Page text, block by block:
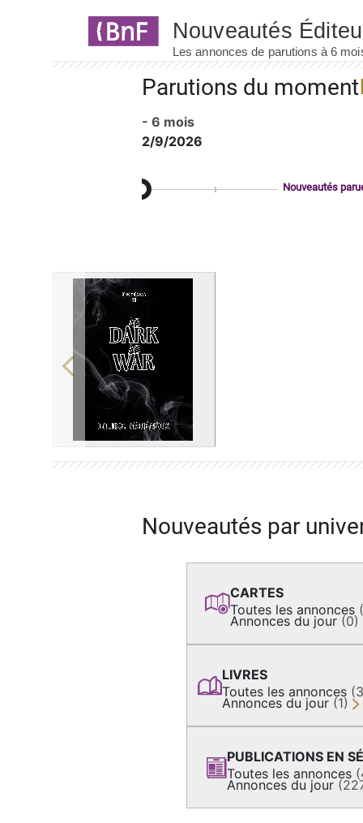
Parutions du moment
- 6 mois
2/9/2026
Nouveautés
Previous
Nouveautés par
CARTES
Toutes les annonces
Annonces du jour (0)
LIVRES
Toutes les annonces
Annonces du jour (1)
PUBLICATIONS EN
Toutes les annonces
Annonces du jour